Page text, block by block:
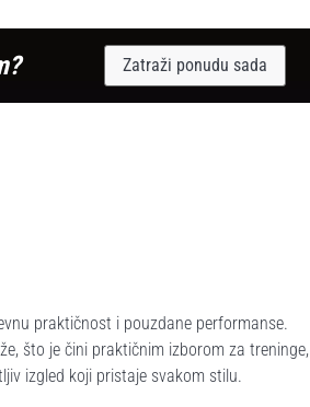
Zatraži ponudu sada
praktičnost i pouzdane performanse.
što je čini praktičnim izborom za treninge,
izgled koji pristaje svakom stilu.